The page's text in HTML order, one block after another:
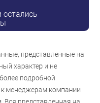
остались
представленные на
характер и не
подробной
менеджерам компании